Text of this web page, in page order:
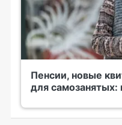
Пенсии, новые
для самозанятых: